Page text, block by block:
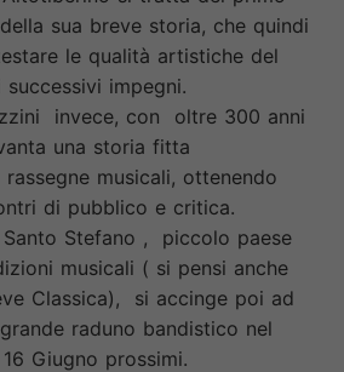
sua breve storia, che quindi
le qualità artistiche del
impegni.
invece, con oltre 300 anni
una storia fitta
musicali, ottenendo
di pubblico e critica.
Stefano , piccolo paese
musicali ( si pensi anche
Classica), si accinge poi ad
raduno bandistico nel
Giugno prossimi.